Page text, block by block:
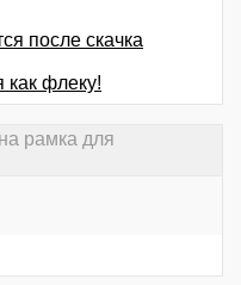
после скачка
как флеку!
рамка для